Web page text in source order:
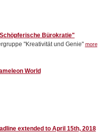
Bürokratie"
"Kreativität und Genie" more
World
extended to April 15th, 2018